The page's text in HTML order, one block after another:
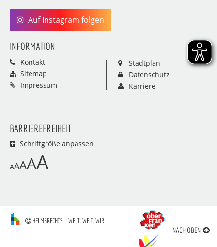
Auf Instagram folgen
INFORMATION
Kontakt
Sitemap
Impressum
Stadtplan
Datenschutz
Karriere
BARRIEREFREIHEIT
Schriftgröße anpassen
AAAAA
HELMBRECHTS – WELT. WEIT. WIR.
NACH OBEN